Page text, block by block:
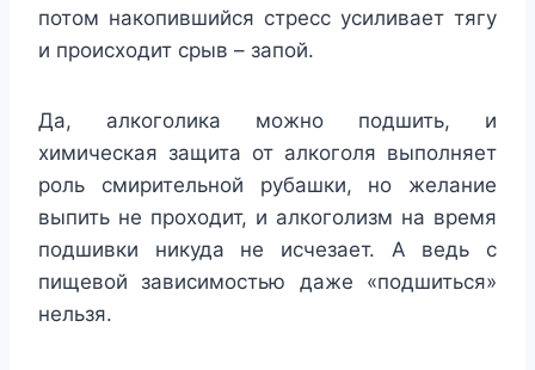
потом накопившийся стресс усиливает тягу
и происходит срыв – запой.
Да, алкоголика можно подшить, и
химическая защита от алкоголя выполняет
роль смирительной рубашки, но желание
выпить не проходит, и алкоголизм на время
подшивки никуда не исчезает. А ведь с
пищевой зависимостью даже «подшиться»
нельзя.